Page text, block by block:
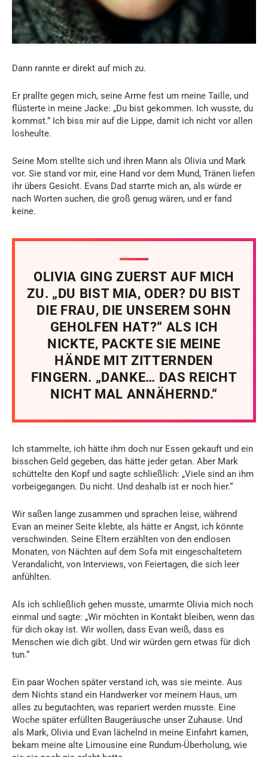
Dann rannte er direkt auf mich zu.
Er prallte gegen mich, seine Arme fest um meine Taille, und
flüsterte in meine Jacke: „Du bist gekommen. Ich wusste, du
kommst.“ Ich biss mir auf die Lippe, damit ich nicht vor allen
losheulte.
Seine Mom stellte sich und ihren Mann als Olivia und Mark
vor. Sie stand vor mir, eine Hand vor dem Mund, Tränen liefen
ihr übers Gesicht. Evans Dad starrte mich an, als würde er
nach Worten suchen, die groß genug wären, und er fand
keine.
OLIVIA GING ZUERST AUF MICH
ZU. „DU BIST MIA, ODER? DU BIST
DIE FRAU, DIE UNSEREM SOHN
GEHOLFEN HAT?“ ALS ICH
NICKTE, PACKTE SIE MEINE
HÄNDE MIT ZITTERNDEN
FINGERN. „DANKE… DAS REICHT
NICHT MAL ANNÄHERND.“
Ich stammelte, ich hätte ihm doch nur Essen gekauft und ein
bisschen Geld gegeben, das hätte jeder getan. Aber Mark
schüttelte den Kopf und sagte schließlich: „Viele sind an ihm
vorbeigegangen. Du nicht. Und deshalb ist er noch hier.“
Wir saßen lange zusammen und sprachen leise, während
Evan an meiner Seite klebte, als hätte er Angst, ich könnte
verschwinden. Seine Eltern erzählten von den endlosen
Monaten, von Nächten auf dem Sofa mit eingeschaltetem
Verandalicht, von Interviews, von Feiertagen, die sich leer
anfühlten.
Als ich schließlich gehen musste, umarmte Olivia mich noch
einmal und sagte: „Wir möchten in Kontakt bleiben, wenn das
für dich okay ist. Wir wollen, dass Evan weiß, dass es
Menschen wie dich gibt. Und wir würden gern etwas für dich
tun.“
Ein paar Wochen später verstand ich, was sie meinte. Aus
dem Nichts stand ein Handwerker vor meinem Haus, um
alles zu begutachten, was repariert werden musste. Eine
Woche später erfüllten Baugeräusche unser Zuhause. Und
als Mark, Olivia und Evan lächelnd in meine Einfahrt kamen,
bekam meine alte Limousine eine Rundum-Überholung, wie